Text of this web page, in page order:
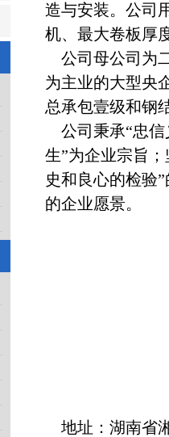
造与安装。公司
机、最大卷板厚
公司母公司为
为主业的大型央
总承包壹级和钢
公司秉承“忠
生”为企业宗旨
史和良心的检验
的企业愿景。
地址：湖南省